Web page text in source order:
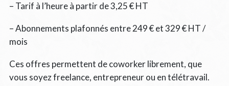
– Tarif à l’heure à partir de 3,25 € HT
– Abonnements plafonnés entre 249 € et 329 € HT /
mois
Ces offres permettent de coworker librement, que
vous soyez freelance, entrepreneur ou en télétravail.